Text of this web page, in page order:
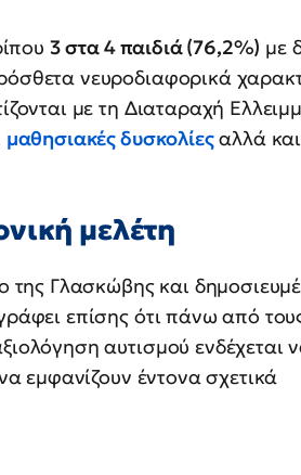
3 στα 4 παιδιά (76,2%) με
νευροδιαφορικά
με τη Διαταραχή
μαθησιακές δυσκολίεςαλλά και
μελέτη
της Γλασκώβης και
επίσης ότι πάνω από
αυτισμού ενδέχεται
εμφανίζουν έντονα σχετικά